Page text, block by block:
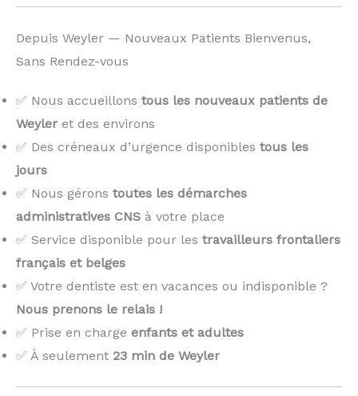
Depuis Weyler — Nouveaux Patients Bienvenus,
Sans Rendez-vous
✅ Nous accueillons tous les nouveaux patients de
Weyler et des environs
✅ Des créneaux d’urgence disponibles tous les
jours
✅ Nous gérons toutes les démarches
administratives CNS à votre place
✅ Service disponible pour les travailleurs frontaliers
français et belges
✅ Votre dentiste est en vacances ou indisponible ?
Nous prenons le relais !
✅ Prise en charge enfants et adultes
✅ À seulement 23 min de Weyler